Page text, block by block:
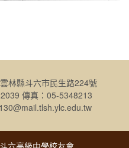
林縣斗六市民生路224號
傳真：05-5348213
六高級中學校友會